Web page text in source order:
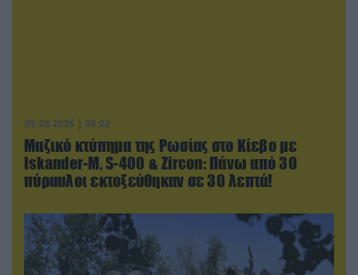
05.08.2026 | 08:02
Μαζικό κτύπημα της Ρωσίας στο Κίεβο με
Iskander-Μ, S-400 & Zircon: Πάνω από 30
πύραυλοι εκτοξεύθηκαν σε 30 λεπτά!